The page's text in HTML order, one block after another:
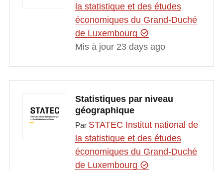
la statistique et des études
économiques du Grand-Duché
de Luxembourg
Mis à jour 23 days ago
Statistiques par niveau
géographique
Par STATEC Institut national de
la statistique et des études
économiques du Grand-Duché
de Luxembourg